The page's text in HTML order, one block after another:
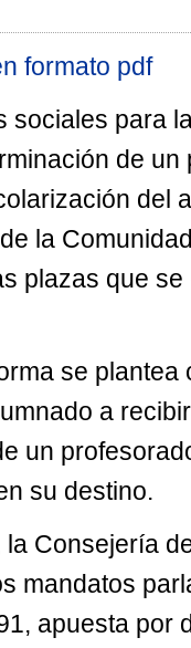
formato pdf
sociales para
de
del
la
plazas que
se
a
un
su destino.
la Consejería
mandatos
apuesta por